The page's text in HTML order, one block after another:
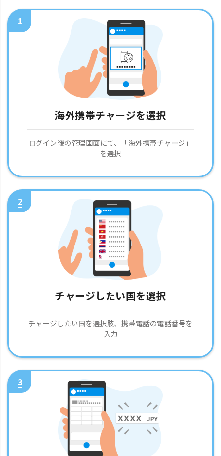
1
海外携帯チャージを選択
ログイン後の管理画面にて、「海外携帯チャージ」
を選択
2
チャージしたい国を選択
チャージしたい国を選択肢、携帯電話の電話番号を
入力
3